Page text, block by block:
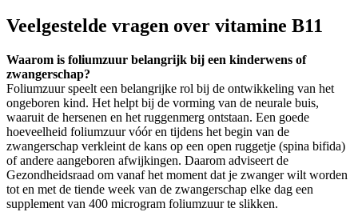
Veelgestelde vragen over vitamine B11
Waarom is foliumzuur belangrijk bij een kinderwens of
zwangerschap?
Foliumzuur speelt een belangrijke rol bij de ontwikkeling van het
ongeboren kind. Het helpt bij de vorming van de neurale buis,
waaruit de hersenen en het ruggenmerg ontstaan. Een goede
hoeveelheid foliumzuur vóór en tijdens het begin van de
zwangerschap verkleint de kans op een open ruggetje (spina bifida)
of andere aangeboren afwijkingen. Daarom adviseert de
Gezondheidsraad om vanaf het moment dat je zwanger wilt worden
tot en met de tiende week van de zwangerschap elke dag een
supplement van 400 microgram foliumzuur te slikken.